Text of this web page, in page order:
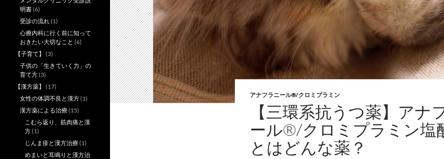
アナフラニール®/クロミプラミン
【三環系抗うつ薬】アナ
ール®/クロミプラミン塩
とはどんな薬？
明書(6)
受診の流れ(1)
心療内科に行く前に知って
おきたい大切なこと (6)
【子育て】
(3)
子供の「生きていく力」の
育て方(3)
【漢方薬】
(17)
女性の体調不良と漢方(1)
漢方薬による治療(15)
こむら返り、筋肉痛と漢
方(1)
じんま疹と漢方治療(1)
めまいと耳鳴りと漢方治